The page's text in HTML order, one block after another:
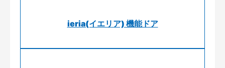
ieria(イエリア) 機能ドア